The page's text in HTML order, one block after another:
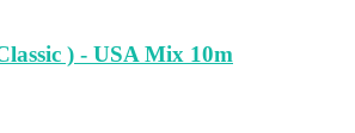
) - USA Mix 10m